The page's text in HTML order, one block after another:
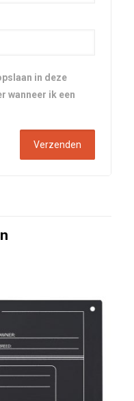
in deze
wanneer ik een